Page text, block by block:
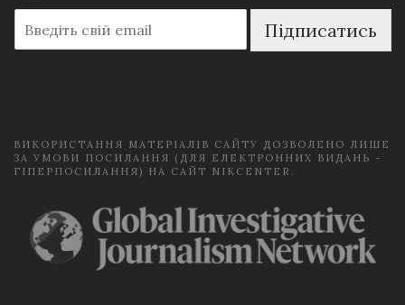
m
a
Підписатись
ВИКОРИСТАННЯ МАТЕРІАЛІВ САЙТУ ДОЗВОЛЕНО ЛИШЕ
ЗА УМОВИ ПОСИЛАННЯ (ДЛЯ ЕЛЕКТРОННИХ ВИДАНЬ -
ГІПЕРПОСИЛАННЯ) НА САЙТ NIKCENTER.